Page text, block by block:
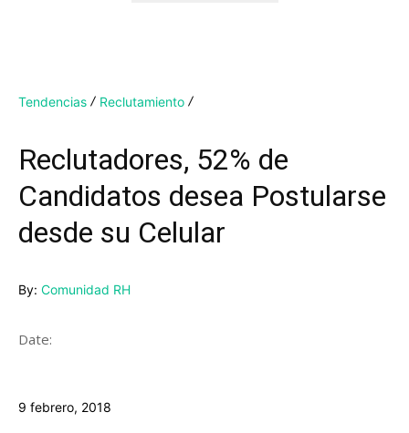
Tendencias Reclutamiento
Reclutadores, 52% de
Candidatos desea Postularse
desde su Celular
By: Comunidad RH
Date:
9 febrero, 2018